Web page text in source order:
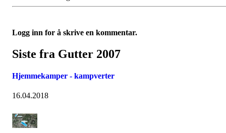
Logg inn for å skrive en kommentar.
Siste fra Gutter 2007
Hjemmekamper - kampverter
16.04.2018